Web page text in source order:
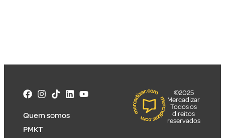
Quem somos
PMKT
©2025
Mercadizar
Todos os
direitos
reservados